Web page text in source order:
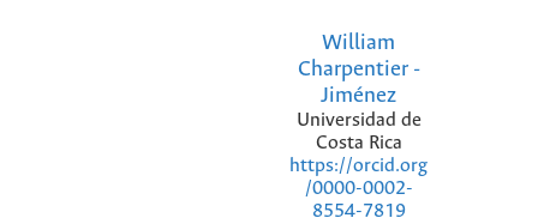
William
Charpentier -
Jiménez
Universidad de
Costa Rica
https://orcid.org
/0000-0002-
8554-7819